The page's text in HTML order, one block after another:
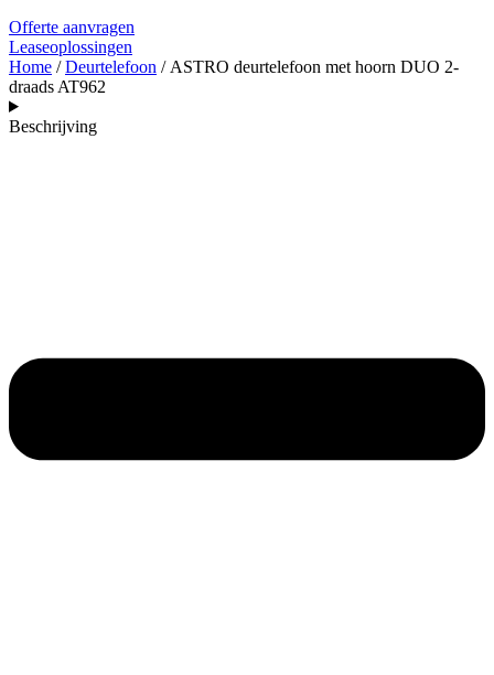
Offerte aanvragen
Leaseoplossingen
Home /Deurtelefoon / ASTRO deurtelefoon met hoorn DUO 2-
draads AT962
Beschrijving